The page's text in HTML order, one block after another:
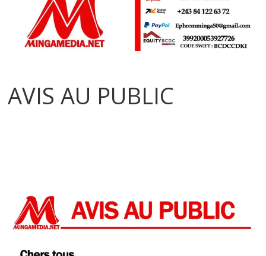
AVIS AU PUBLIC